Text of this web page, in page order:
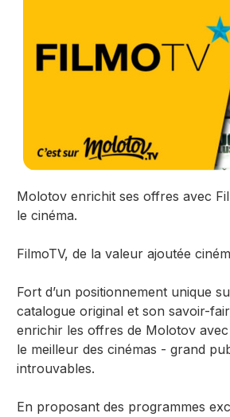
Molotov enrichit ses offres avec
le cinéma.
FilmoTV, de la valeur ajoutée
Fort d’un positionnement unique
catalogue original et son savoir-
enrichir les offres de Molotov
le meilleur des cinémas - grand
introuvables.
En proposant des programmes